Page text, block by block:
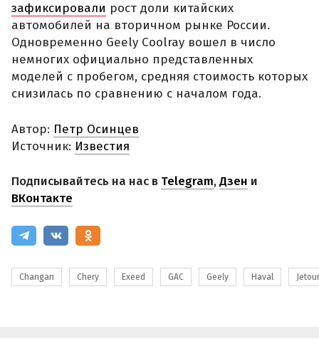
зафиксировали рост доли китайских
автомобилей на вторичном рынке России.
Одновременно Geely Coolray вошел в число
немногих официально представленных
моделей с пробегом, средняя стоимость которых
снизилась по сравнению с началом года.
Автор: Петр Осинцев
Источник: Известия
Подписывайтесь на нас в Telegram,Дзен и
ВКонтакте
Changan Chery Exeed GAC Geely Haval Jetour